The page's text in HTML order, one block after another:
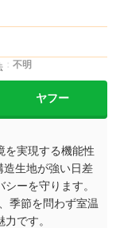
不明
ヤフー
を実現する機能性
生地が強い日差
ーを守ります。
季節を問わず室温
です。